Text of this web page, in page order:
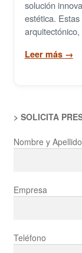
Grapas
Demister
solución
estética.
Leer más →
> SOLICITA
Nombre y
Empresa
Teléfono